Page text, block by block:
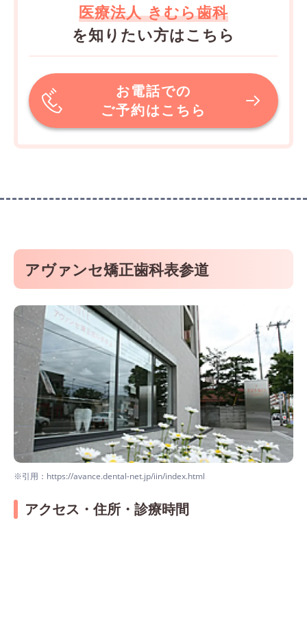
医療法人 きむら歯科
を知りたい方はこちら
お電話での
ご予約はこちら
アヴァンセ矯正歯科表参道
※引用：https://avance.dental-net.jp/iin/index.html
アクセス・住所・診療時間